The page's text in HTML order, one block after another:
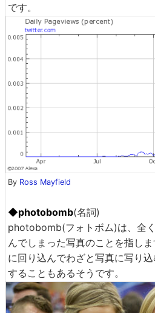
です。
By Ross Mayfield
◆photobomb(名詞)
photobomb(フォトボム)は、全
んでしまった写真のことを指し
に回り込んでわざと写真に写り
することもあるそうです。